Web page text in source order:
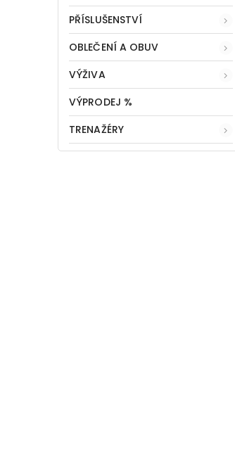
PŘÍSLUŠENSTVÍ
OBLEČENÍ A OBUV
VÝŽIVA
VÝPRODEJ %
TRENAŽÉRY